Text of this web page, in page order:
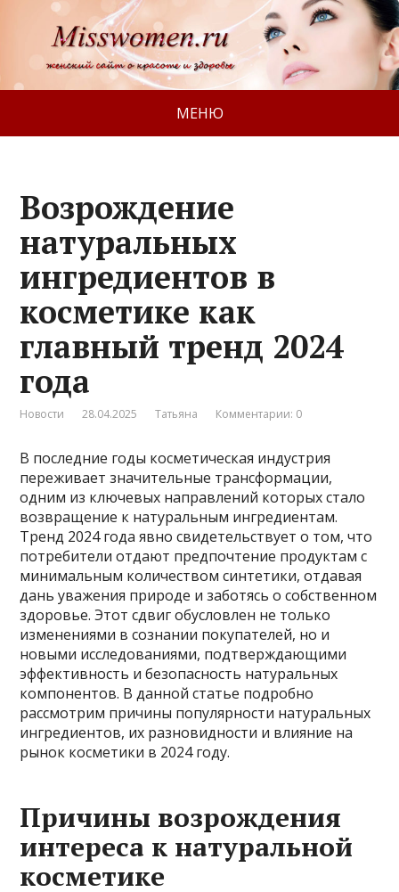
МЕНЮ
Возрождение
натуральных
ингредиентов в
косметике как
главный тренд 2024
года
Новости 28.04.2025 Татьяна Комментарии: 0
В последние годы косметическая индустрия
переживает значительные трансформации,
одним из ключевых направлений которых стало
возвращение к натуральным ингредиентам.
Тренд 2024 года явно свидетельствует о том, что
потребители отдают предпочтение продуктам с
минимальным количеством синтетики, отдавая
дань уважения природе и заботясь о собственном
здоровье. Этот сдвиг обусловлен не только
изменениями в сознании покупателей, но и
новыми исследованиями, подтверждающими
эффективность и безопасность натуральных
компонентов. В данной статье подробно
рассмотрим причины популярности натуральных
ингредиентов, их разновидности и влияние на
рынок косметики в 2024 году.
Причины возрождения
интереса к натуральной
косметике